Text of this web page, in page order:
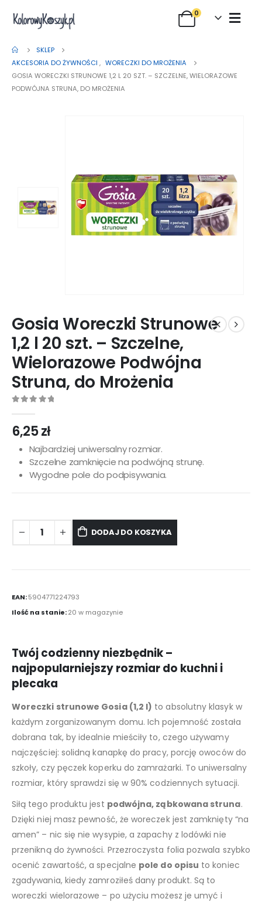
0
SKLEP
AKCESORIA DO ŻYWNOŚCI , WORECZKI DO MROŻENIA
GOSIA WORECZKI STRUNOWE 1,2 L 20 SZT. – SZCZELNE, WIELORAZOWE
PODWÓJNA STRUNA, DO MROŻENIA
Gosia Woreczki Strunowe
1,2 l 20 szt. – Szczelne,
Wielorazowe Podwójna
Struna, do Mrożenia
6,25zł
Najbardziej uniwersalny rozmiar.
Szczelne zamknięcie na podwójną strunę.
Wygodne pole do podpisywania.
DODAJ DO KOSZYKA
EAN:5904771224793
Ilość na stanie:20 w magazynie
Twój codzienny niezbędnik –
najpopularniejszy rozmiar do kuchni i
plecaka
Woreczki strunowe Gosia (1,2 l) to absolutny klasyk w
każdym zorganizowanym domu. Ich pojemność została
dobrana tak, by idealnie mieściły to, czego używamy
najczęściej: solidną kanapkę do pracy, porcję owoców do
szkoły, czy pęczek koperku do zamrażarki. To uniwersalny
rozmiar, który sprawdzi się w 90% codziennych sytuacji.
Siłą tego produktu jest podwójna, ząbkowana struna.
Dzięki niej masz pewność, że woreczek jest zamknięty “na
amen” – nic się nie wysypie, a zapachy z lodówki nie
przenikną do żywności. Przezroczysta folia pozwala szybko
ocenić zawartość, a specjalne pole do opisu to koniec
zgadywania, kiedy zamroziłeś dany produkt. Są to
woreczki wielorazowe – po użyciu możesz je umyć i